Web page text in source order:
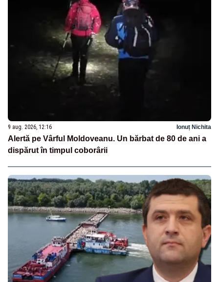
9 aug. 2026, 12:16 Ionuț Nichita
Alertă pe Vârful Moldoveanu. Un bărbat de 80 de ani a
dispărut în timpul coborârii